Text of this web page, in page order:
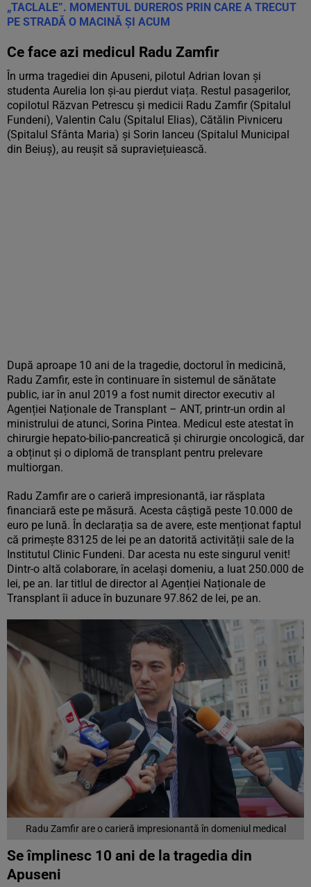
„TACLALE”. MOMENTUL DUREROS PRIN CARE A TRECUT
PE STRADĂ O MACINĂ ȘI ACUM
Ce face azi medicul Radu Zamfir
În urma tragediei din Apuseni, pilotul Adrian Iovan și
studenta Aurelia Ion și-au pierdut viața. Restul pasagerilor,
copilotul Răzvan Petrescu și medicii Radu Zamfir (Spitalul
Fundeni), Valentin Calu (Spitalul Elias), Cătălin Pivniceru
(Spitalul Sfânta Maria) și Sorin Ianceu (Spitalul Municipal
din Beiuș), au reușit să supraviețuiească.
După aproape 10 ani de la tragedie, doctorul în medicină,
Radu Zamfir, este în continuare în sistemul de sănătate
public, iar în anul 2019 a fost numit director executiv al
Agenției Naționale de Transplant – ANT, printr-un ordin al
ministrului de atunci, Sorina Pintea. Medicul este atestat în
chirurgie hepato-bilio-pancreatică și chirurgie oncologică, dar
a obținut și o diplomă de transplant pentru prelevare
multiorgan.
Radu Zamfir are o carieră impresionantă, iar răsplata
financiară este pe măsură. Acesta câștigă peste 10.000 de
euro pe lună. În declarația sa de avere, este menționat faptul
că primește 83125 de lei pe an datorită activității sale de la
Institutul Clinic Fundeni. Dar acesta nu este singurul venit!
Dintr-o altă colaborare, în același domeniu, a luat 250.000 de
lei, pe an. Iar titlul de director al Agenției Naționale de
Transplant îi aduce în buzunare 97.862 de lei, pe an.
Radu Zamfir are o carieră impresionantă în domeniul medical
Se împlinesc 10 ani de la tragedia din
Apuseni